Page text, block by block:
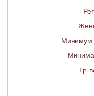
Минимум
Гр-